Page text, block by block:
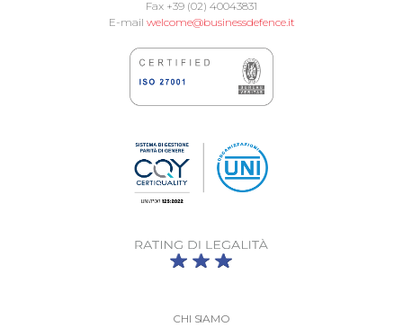
Fax +39 (02) 40043831
E-mail welcome@businessdefence.it
CHI SIAMO